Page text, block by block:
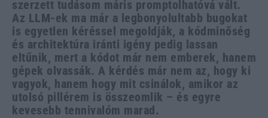
szerzett tudásom máris promptolhatóvá vált.
Az LLM-ek ma már a legbonyolultabb bugokat
is egyetlen kéréssel megoldják, a kódminőség
és architektúra iránti igény pedig lassan
eltűnik, mert a kódot már nem emberek, hanem
gépek olvassák. A kérdés már nem az, hogy ki
vagyok, hanem hogy mit csinálok, amikor az
utolsó pillérem is összeomlik – és egyre
kevesebb tennivalóm marad.